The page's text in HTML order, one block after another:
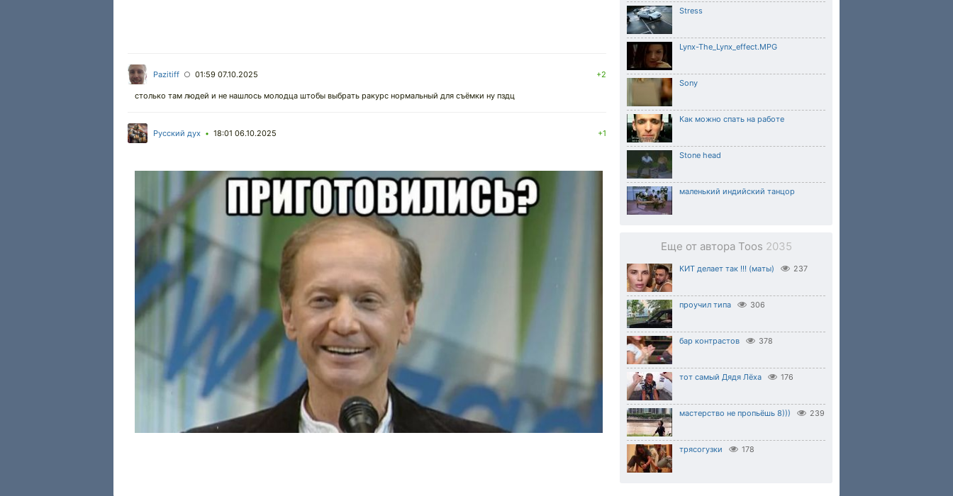
Stress
Lynx-The_Lynx_effect.MPG
Sony
Как можно спать на работе
Stone head
маленький индийский танцор
Еще от автора Toos 2035
КИТ делает так !!! (маты) 237
проучил типа 306
бар контрастов 378
тот самый Дядя Лёха 176
мастерство не пропьёшь 8))) 239
трясогузки 178
Pazitiff ○ 01:59 07.10.2025 +2
столько там людей и не нашлось молодца штобы выбрать ракурс нормальный для съёмки ну пздц
Русский дух • 18:01 06.10.2025 +1